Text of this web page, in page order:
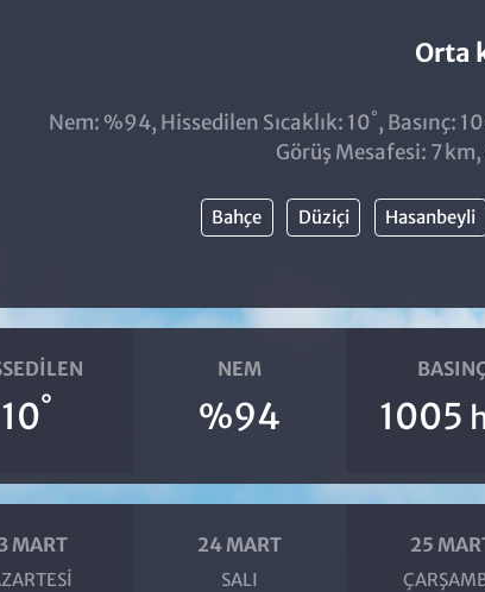
Orta
Nem: %94, Hissedilen Sıcaklık: 10°, Basınç:
Görüş Mesafesi: 7
Bahçe Düziçi Hasanbeyli
10°
NEM
%94 1005
MART 24 MART
SALI
25